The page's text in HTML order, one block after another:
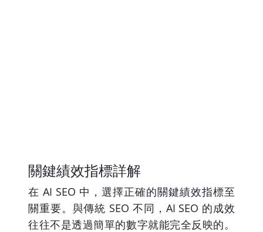
關鍵績效指標詳解
在 AI SEO 中，選擇正確的關鍵績效指標至
關重要。與傳統 SEO 不同，AI SEO 的成效
往往不是透過簡單的數字就能完全反映的。